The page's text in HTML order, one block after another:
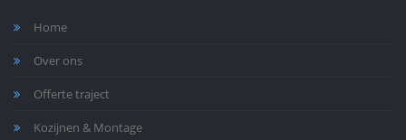
Home
Over ons
Offerte traject
Kozijnen & Montage